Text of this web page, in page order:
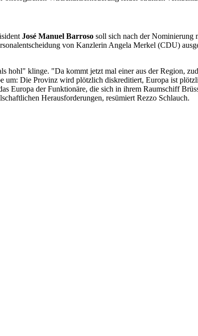
José Manuel Barroso soll sich nach der Nominierung
von Kanzlerin Angela Merkel (CDU)
hohl" klinge. "Da kommt jetzt mal einer aus der Region,
um: Die Provinz wird plötzlich diskreditiert, Europa ist
Europa der Funktionäre, die sich in ihrem Raumschiff
Herausforderungen, resümiert Rezzo Schlauch.